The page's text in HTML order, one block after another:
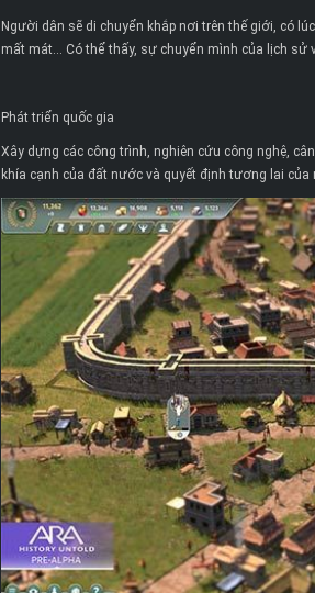
Người dân sẽ di chuyển khắp nơi trên thế giới, có
mất mát… Có thể thấy, sự chuyển mình của lịch sử
Phát triển quốc gia
Xây dựng các công trình, nghiên cứu công nghệ,
khía cạnh của đất nước và quyết định tương lai của